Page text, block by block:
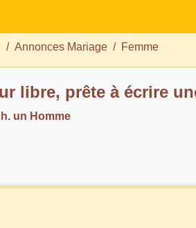
Annonces Mariage Femme
libre, prête à écrire
un Homme